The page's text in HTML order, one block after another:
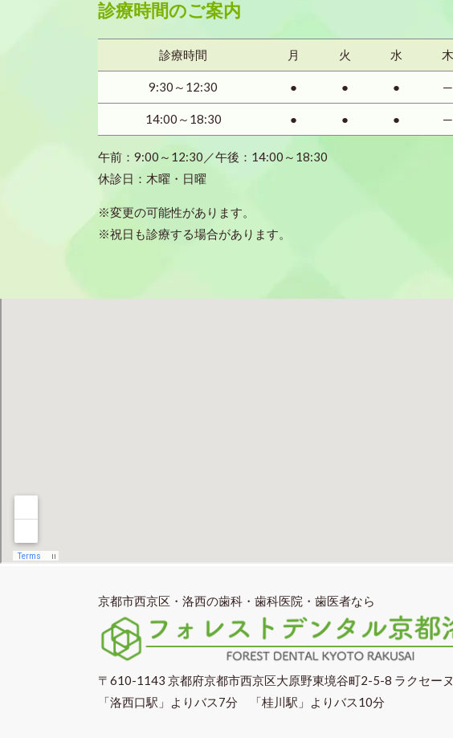
診療時間のご案内
診療時間 月 火 水 木
9:30～12:30 ● ● ● ─
14:00～18:30 ● ● ● ─
午前：9:00～12:30／午後：14:00～18:30
休診日：木曜・日曜
※変更の可能性があります。
※祝日も診療する場合があります。
京都市西京区・洛西の歯科・歯科医院・歯医者なら
〒610-1143 京都府京都市西京区大原野東境谷町2-5-8 ラクセ
「洛西口駅」よりバス7分 「桂川駅」よりバス10分